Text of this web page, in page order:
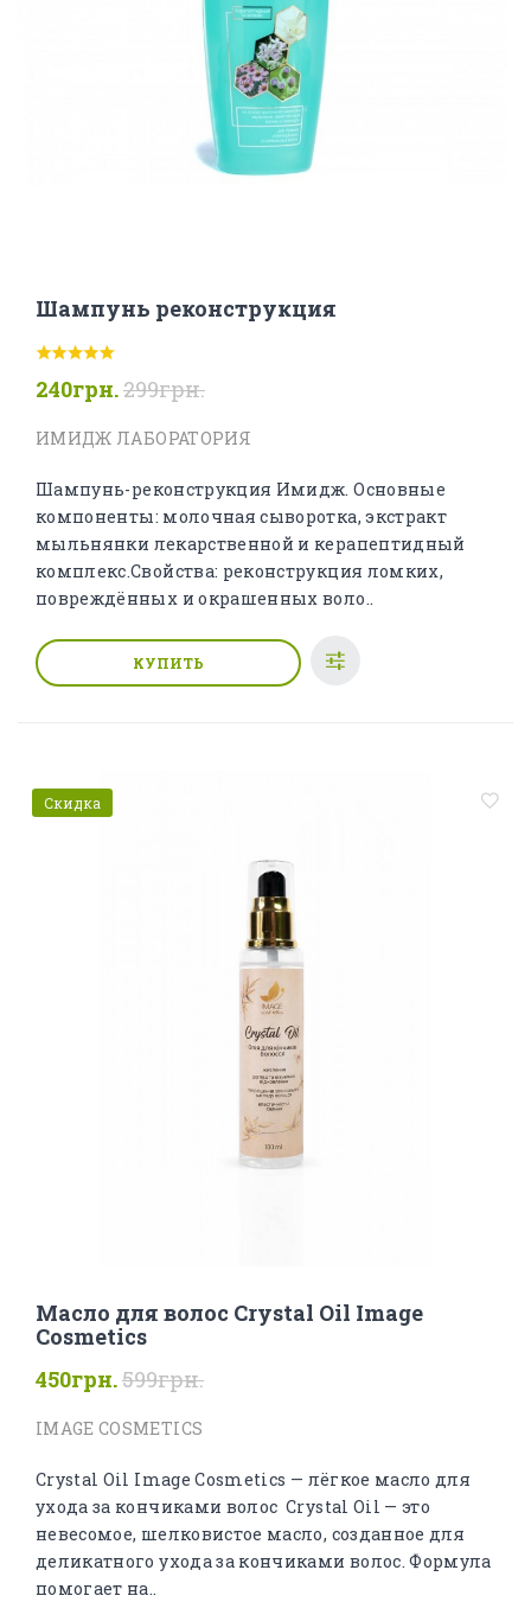
Шампунь реконструкция
240грн.299грн.
ИМИДЖ ЛАБОРАТОРИЯ
Шампунь-реконструкция Имидж. Основные
компоненты: молочная сыворотка, экстракт
мыльнянки лекарственной и керапептидный
комплекс.Свойства: реконструкция ломких,
повреждённых и окрашенных воло..
КУПИТЬ
Скидка
Масло для волос Crystal Oil Image
Cosmetics
450грн.599грн.
IMAGE COSMETICS
Crystal Oil Image Cosmetics — лёгкое масло для
ухода за кончиками волос Crystal Oil — это
невесомое, шелковистое масло, созданное для
деликатного ухода за кончиками волос. Формула
помогает на..